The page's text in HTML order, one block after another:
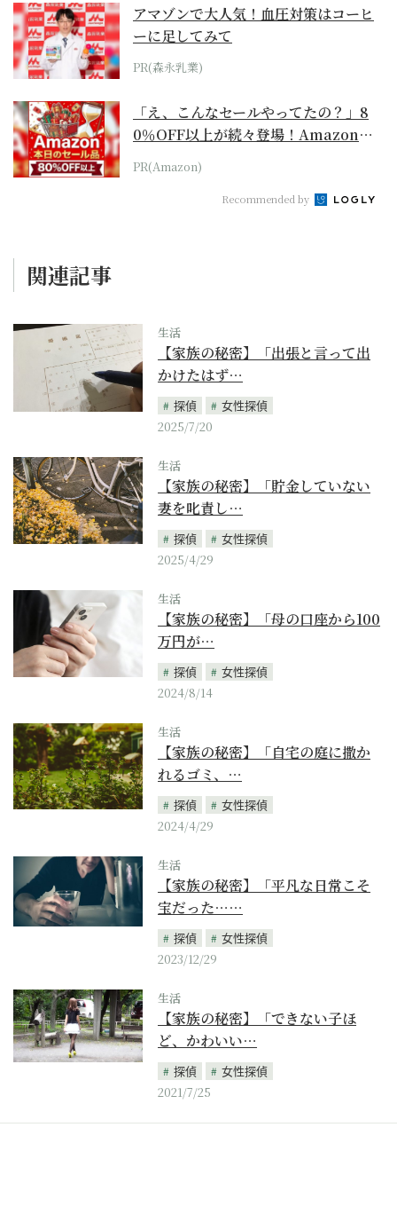
アマゾンで大人気！血圧対策はコーヒ
ーに足してみて
PR(森永乳業)
「え、こんなセールやってたの？」8
0％OFF以上が続々登場！Amazonの
本気が...
PR(Amazon)
Recommended by
関連記事
生活
【家族の秘密】「出張と言って出
かけたはず…
探偵
女性探偵
2025/7/20
生活
【家族の秘密】「貯金していない
妻を叱責し…
探偵
女性探偵
2025/4/29
生活
【家族の秘密】「母の口座から100
万円が…
探偵
女性探偵
2024/8/14
生活
【家族の秘密】「自宅の庭に撒か
れるゴミ、…
探偵
女性探偵
2024/4/29
生活
【家族の秘密】「平凡な日常こそ
宝だった……
探偵
女性探偵
2023/12/29
生活
【家族の秘密】「できない子ほ
ど、かわいい…
探偵
女性探偵
2021/7/25